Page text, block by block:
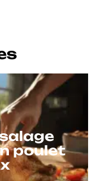
poulet